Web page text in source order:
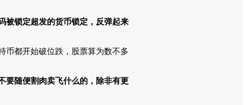
被锁定超发的货币锁定，反弹起来
币都开始破位跌，股票算为数不多
要随便割肉卖飞什么的，除非有更